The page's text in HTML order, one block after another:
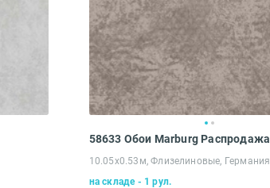
58633 Обои Marburg Распродажа
10.05х0.53м, Флизелиновые, Германия
на складе - 1 рул.